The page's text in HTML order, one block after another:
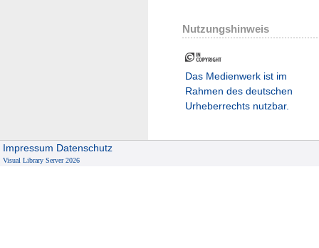
Nutzungshinweis
Das Medienwerk ist im
Rahmen des deutschen
Urheberrechts nutzbar.
Impressum Datenschutz
Visual Library Server 2026